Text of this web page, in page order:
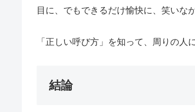
目に、でもできるだけ愉快に、笑いな
「正しい呼び方」を知って、周りの人
結論